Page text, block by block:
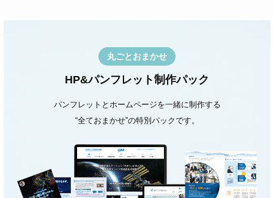
丸ごとおまかせ
HP&パンフレット制作パック
パンフレットとホームページを一緒に制作する
“全ておまかせ”の特別パックです。